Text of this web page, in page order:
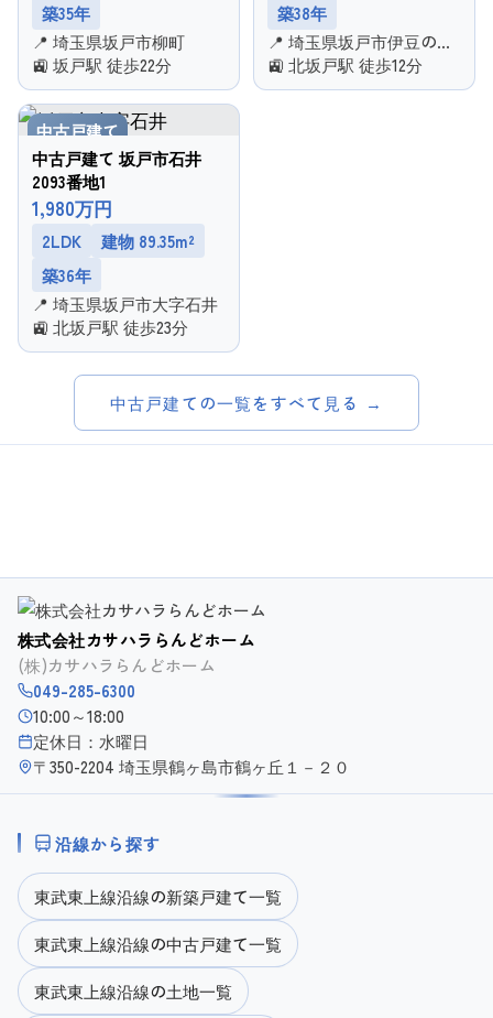
築35年
📍 埼玉県坂戸市柳町
🚉 坂戸駅 徒歩22分
築38年
📍 埼玉県坂戸市伊豆の山
町
🚉 北坂戸駅 徒歩12分
中古戸建て
中古戸建て 坂戸市石井
2093番地1
1,980万円
2LDK
建物 89.35m²
築36年
📍 埼玉県坂戸市大字石井
🚉 北坂戸駅 徒歩23分
中古戸建ての一覧をすべて見る →
株式会社カサハラらんどホーム
(株)カサハラらんどホーム
049-285-6300
10:00～18:00
定休日：水曜日
〒350-2204 埼玉県鶴ヶ島市鶴ヶ丘１－２０
沿線から探す
東武東上線沿線の新築戸建て一覧
東武東上線沿線の中古戸建て一覧
東武東上線沿線の土地一覧